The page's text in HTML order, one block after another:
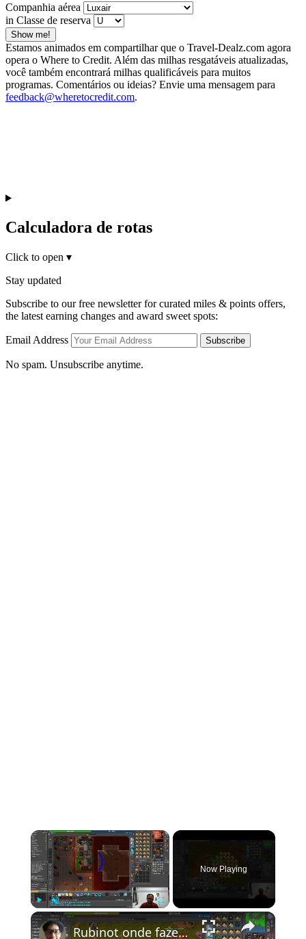
Companhia aérea
in Classe de reserva
Show me!
Estamos animados em compartilhar que o Travel-Dealz.com agora
opera o Where to Credit. Além das milhas resgatáveis atualizadas,
você também encontrará milhas qualificáveis para muitos
programas. Comentários ou ideias? Envie uma mensagem para
feedback@wheretocredit.com.
Calculadora de rotas
Click to open ▾
Stay updated
Subscribe to our free newsletter for curated miles & points offers,
the latest earning changes and award sweet spots:
Email Address Subscribe
No spam. Unsubscribe anytime.
Play Unmute Fullscreen
Now Playing
Rubinot onde fazer a Task de Oramond